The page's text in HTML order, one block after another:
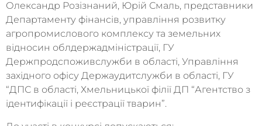
Олександр Розізнаний, Юрій Смаль, представники
Департаменту фінансів, управління розвитку
агропромислового комплексу та земельних
відносин облдержадміністрації, ГУ
Держпродспоживслужби в області, Управління
західного офісу Держаудитслужби в області, ГУ
“ДПС в області, Хмельницької філії ДП “Агентство з
ідентифікації і реєстрації тварин”.